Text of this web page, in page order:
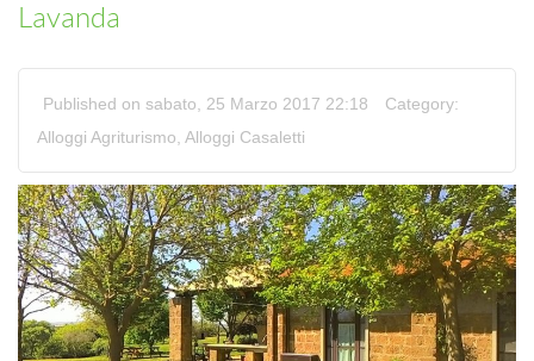
Lavanda
Published on sabato, 25 Marzo 2017 22:18
Category:
Alloggi Agriturismo Alloggi Casaletti